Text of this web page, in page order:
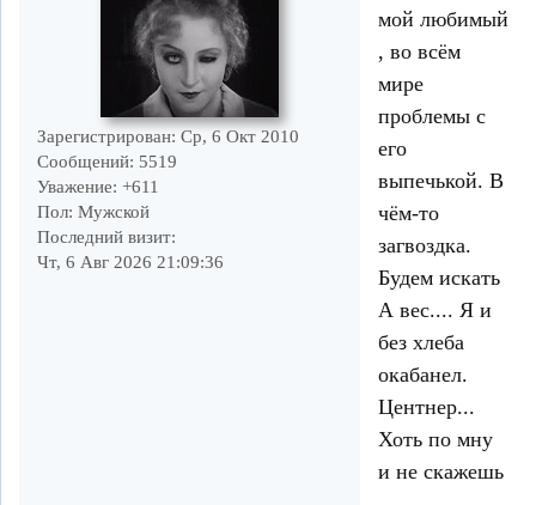
Зарегистрирован: Ср, 6 Окт 2010
Сообщений: 5519
Уважение: +611
Пол: Мужской
Последний визит:
Чт, 6 Авг 2026 21:09:36
мой любимый
, во всём
мире
проблемы с
его
выпечькой. В
чём-то
загвоздка.
Будем искать
А вес.... Я и
без хлеба
окабанел.
Центнер...
Хоть по мну
и не скажешь